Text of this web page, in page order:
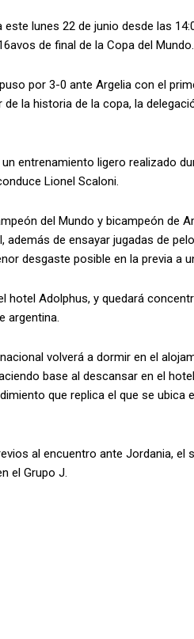
lunes 22 de junio desde las
de final de la Copa del Mundo.
por 3-0 ante Argelia con el
la historia de la copa, la
entrenamiento ligero realizado
Lionel Scaloni.
del Mundo y bicampeón de
de ensayar jugadas de
desgaste posible en la previa a
hotel Adolphus, y quedará
argentina.
volverá a dormir en el
base al descansar en el
que replica el que se ubica
al encuentro ante Jordania, el
el Grupo J.